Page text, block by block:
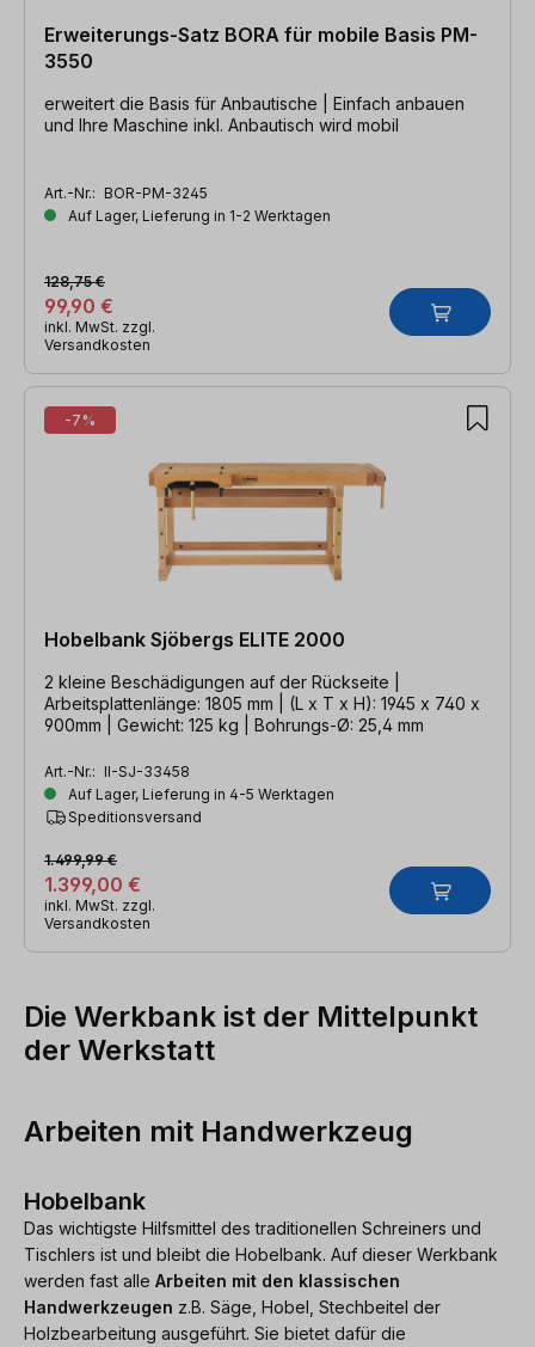
Erweiterungs-Satz BORA für mobile Basis PM-
3550
erweitert die Basis für Anbautische | Einfach anbauen
und Ihre Maschine inkl. Anbautisch wird mobil
Art.-Nr.: BOR-PM-3245
Auf Lager, Lieferung in 1-2 Werktagen
99,90 €
128,75 €
inkl. MwSt. zzgl.
Versandkosten
-7%
Hobelbank Sjöbergs ELITE 2000
2 kleine Beschädigungen auf der Rückseite |
Arbeitsplattenlänge: 1805 mm | (L x T x H): 1945 x 740 x
900mm | Gewicht: 125 kg | Bohrungs-Ø: 25,4 mm
Art.-Nr.: II-SJ-33458
Auf Lager, Lieferung in 4-5 Werktagen
Speditionsversand
1.399,00 €
1.499,99 €
inkl. MwSt. zzgl.
Versandkosten
Die Werkbank ist der Mittelpunkt
der Werkstatt
Arbeiten mit Handwerkzeug
Hobelbank
Das wichtigste Hilfsmittel des traditionellen Schreiners und
Tischlers ist und bleibt die Hobelbank. Auf dieser Werkbank
werden fast alle Arbeiten mit den klassischen
Handwerkzeugen z.B. Säge, Hobel, Stechbeitel der
Holzbearbeitung ausgeführt. Sie bietet dafür die